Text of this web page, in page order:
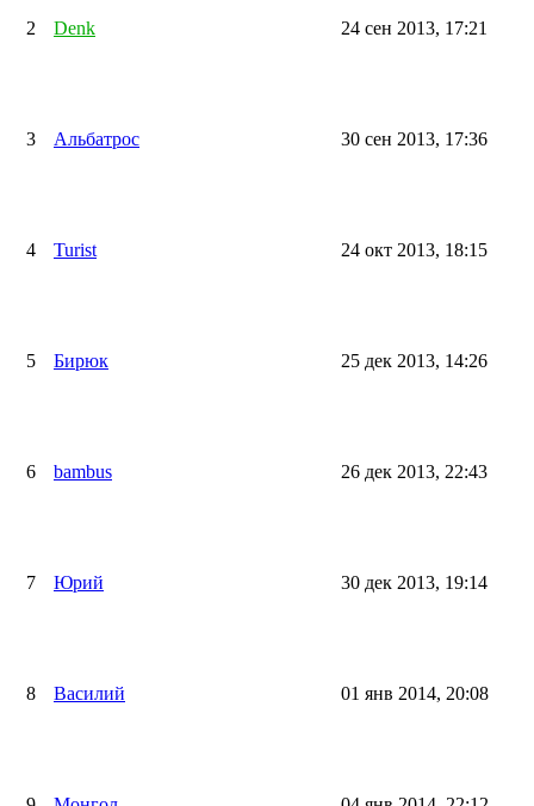
2 Denk 24 сен 2013, 17:21
3 Альбатрос 30 сен 2013, 17:36
4 Turist 24 окт 2013, 18:15
5 Бирюк 25 дек 2013, 14:26
6 bambus 26 дек 2013, 22:43
7 Юрий 30 дек 2013, 19:14
8 Василий 01 янв 2014, 20:08